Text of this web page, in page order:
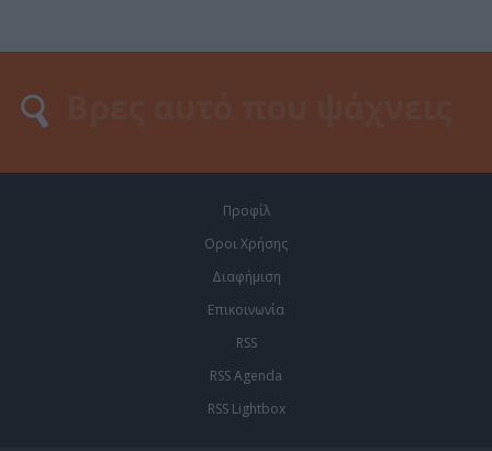
Προφίλ
Οροι Χρήσης
Διαφήμιση
Επικοινωνία
RSS
RSS Agenda
RSS Lightbox